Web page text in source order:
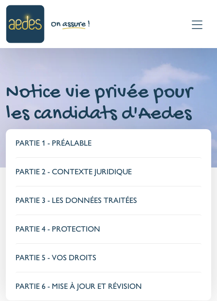
Notice vie privée pour
les candidats d'Aedes
PARTIE 1 - PRÉALABLE
PARTIE 2 - CONTEXTE JURIDIQUE
PARTIE 3 - LES DONNÉES TRAITÉES
PARTIE 4 - PROTECTION
PARTIE 5 - VOS DROITS
PARTIE 6 - MISE À JOUR ET RÉVISION